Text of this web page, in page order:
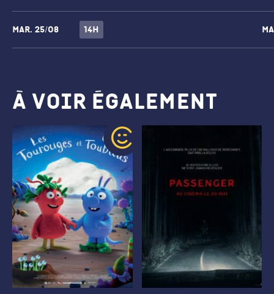
mar. 25/08 14h
À voir également